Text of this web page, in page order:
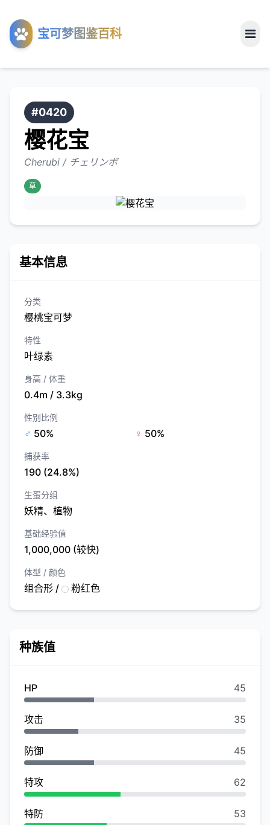
宝可梦图鉴百科
工具
关于
#0420
樱花宝
Cherubi / チェリンボ
草
基本信息
分类
樱桃宝可梦
特性
叶绿素
身高 / 体重
0.4m / 3.3kg
性别比例
♂ 50% ♀ 50%
捕获率
190 (24.8%)
生蛋分组
妖精、植物
基础经验值
1,000,000 (较快)
体型 / 颜色
组合形 / 粉红色
种族值
HP 45
攻击 35
防御 45
特攻 62
特防 53